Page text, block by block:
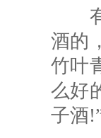
有
酒的
竹叶
么好
子酒